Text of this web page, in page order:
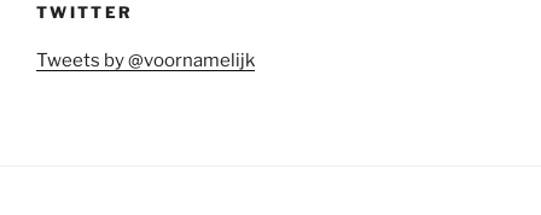
TWITTER
Tweets by @voornamelijk